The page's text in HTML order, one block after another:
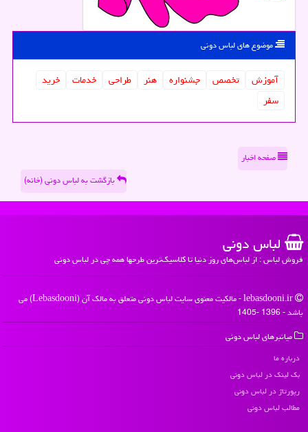
موضوع های لباس دونی
آموزش تخصص جشنواره هنر طراحی خدمات
خرید
سفر
صفحه اخبار
بازگشت به لباس دونی (خانه)
لباس دونی
فروش لباس : از لباس‌های روز دنیا تا کلاسیک‌ترین طرحها همه چی در لباس دونی
lebasdooni.ir - مالکیت معنوی سایت لباس دونی متعلق به مالک آن (Lebasdooni) می
باشد - 1396 -1405
میانبرهای لباس دونی
درباره ما
بک لینک در لباس دونی
رپورتاژ در لباس دونی
مطالب لباس دونی